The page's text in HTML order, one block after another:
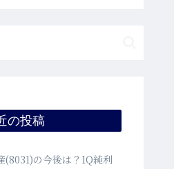
の投稿
(8031)の今後は？1Q純利